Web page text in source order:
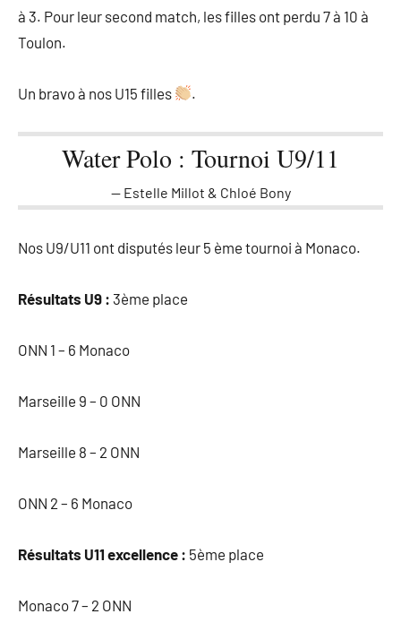
à 3. Pour leur second match, les filles ont perdu 7 à 10 à
Toulon.
Un bravo à nos U15 filles .
Water Polo : Tournoi U9/11
Estelle Millot & Chloé Bony
Nos U9/U11 ont disputés leur 5 ème tournoi à Monaco.
Résultats U9 : 3ème place
ONN 1 – 6 Monaco
Marseille 9 – 0 ONN
Marseille 8 – 2 ONN
ONN 2 – 6 Monaco
Résultats U11 excellence : 5ème place
Monaco 7 – 2 ONN